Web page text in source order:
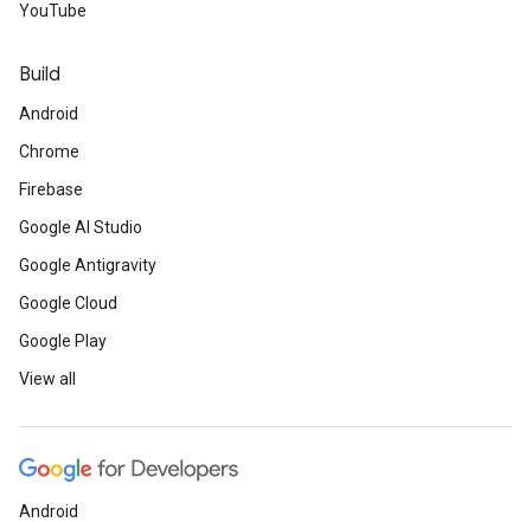
YouTube
Build
Android
Chrome
Firebase
Google AI Studio
Google Antigravity
Google Cloud
Google Play
View all
Android